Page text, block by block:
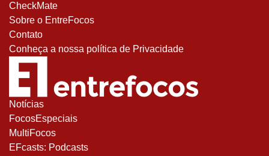
CheckMate
Sobre o EntreFocos
Contato
Conheça a nossa política de Privacidade
Notícias
FocosEspeciais
MultiFocos
EFcasts: Podcasts